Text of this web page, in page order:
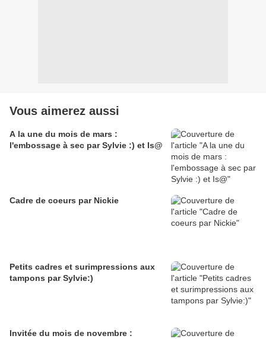
Vous aimerez aussi
A la une du mois de mars :
l'embossage à sec par Sylvie :) et Is@
Cadre de coeurs par Nickie
Petits cadres et surimpressions aux
tampons par Sylvie:)
Invitée du mois de novembre :